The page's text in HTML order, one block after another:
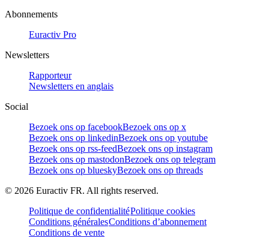
Abonnements
Euractiv Pro
Newsletters
Rapporteur
Newsletters en anglais
Social
Bezoek ons op facebookBezoek ons op x
Bezoek ons op linkedinBezoek ons op youtube
Bezoek ons op rss-feedBezoek ons op instagram
Bezoek ons op mastodonBezoek ons op telegram
Bezoek ons op blueskyBezoek ons op threads
© 2026 Euractiv FR. All rights reserved.
Politique de confidentialitéPolitique cookies
Conditions généralesConditions d’abonnement
Conditions de vente